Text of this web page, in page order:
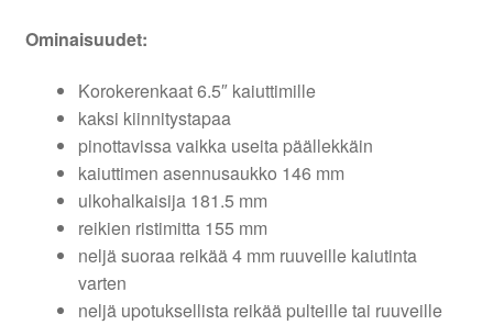
Ominaisuudet:
Korokerenkaat 6.5″ kaiuttimille
kaksi kiinnitystapaa
pinottavissa vaikka useita päällekkäin
kaiuttimen asennusaukko 146 mm
ulkohalkaisija 181.5 mm
reikien ristimitta 155 mm
neljä suoraa reikää 4 mm ruuveille kaiutinta
varten
neljä upotuksellista reikää pulteille tai ruuveille